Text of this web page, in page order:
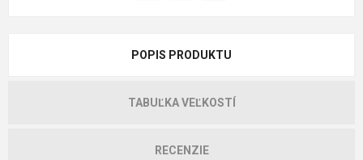
POPIS PRODUKTU
TABUĽKA VEĽKOSTÍ
RECENZIE